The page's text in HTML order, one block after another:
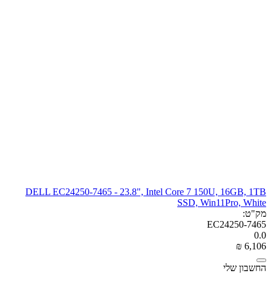
DELL EC24250-7465 - 23.8", Intel Core 7 150U, 16GB, 1TB
SSD, Win11Pro, White
מק"ט:
EC24250-7465
0.0
₪ 6,106
החשבון שלי